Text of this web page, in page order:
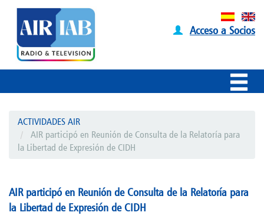
Acceso a Socios
ACTIVIDADES AIR
AIR participó en Reunión de Consulta de la Relatoría para
la Libertad de Expresión de CIDH
AIR participó en Reunión de Consulta de la Relatoría para
la Libertad de Expresión de CIDH